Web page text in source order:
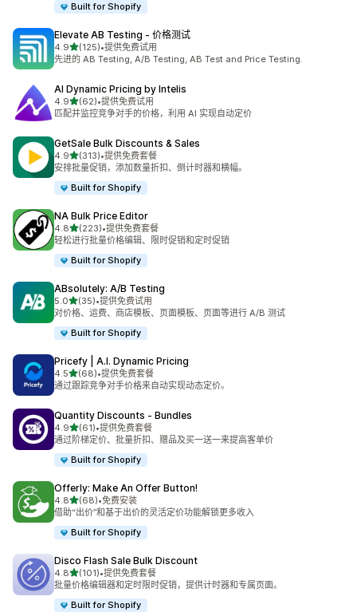
Built for Shopify
Elevate AB Testing ‑ 价格测试
4.9星（满分 5 星）
(125)
总共 125 条评论
•提供免费试用
先进的 AB Testing, A/B Testing, AB Test and Price Testing.
AI Dynamic Pricing by Intelis
4.9星（满分 5 星）
(62)
总共 62 条评论
•提供免费试用
匹配并监控竞争对手的价格，利用 AI 实现自动定价
GetSale Bulk Discounts & Sales
4.9星（满分 5 星）
(313)
总共 313 条评论
•提供免费套餐
安排批量促销，添加数量折扣、倒计时器和横幅。
Built for Shopify
NA Bulk Price Editor
4.8星（满分 5 星）
(223)
总共 223 条评论
•提供免费套餐
轻松进行批量价格编辑、限时促销和定时促销
Built for Shopify
ABsolutely: A/B Testing
5.0星（满分 5 星）
(35)
总共 35 条评论
•提供免费试用
对价格、运费、商店模板、页面模板、页面等进行 A/B 测试
Built for Shopify
Pricefy | A.I. Dynamic Pricing
4.5星（满分 5 星）
(68)
总共 68 条评论
•提供免费套餐
通过跟踪竞争对手价格来自动实现动态定价。
Quantity Discounts ‑ Bundles
4.9星（满分 5 星）
(61)
总共 61 条评论
•提供免费套餐
通过阶梯定价、批量折扣、赠品及买一送一来提高客单价
Built for Shopify
Offerly: Make An Offer Button!
4.8星（满分 5 星）
(68)
总共 68 条评论
•免费安装
借助“出价”和基于出价的灵活定价功能解锁更多收入
Built for Shopify
Disco Flash Sale Bulk Discount
4.8星（满分 5 星）
(101)
总共 101 条评论
•提供免费套餐
批量价格编辑器和定时限时促销，提供计时器和专属页面。
Built for Shopify